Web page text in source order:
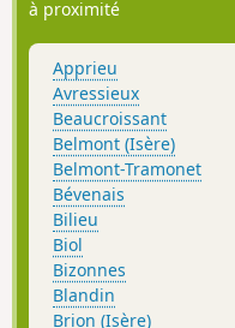
à proximité
Apprieu
Avressieux
Beaucroissant
Belmont (Isère)
Belmont-Tramonet
Bévenais
Bilieu
Biol
Bizonnes
Blandin
Brion (Isère)